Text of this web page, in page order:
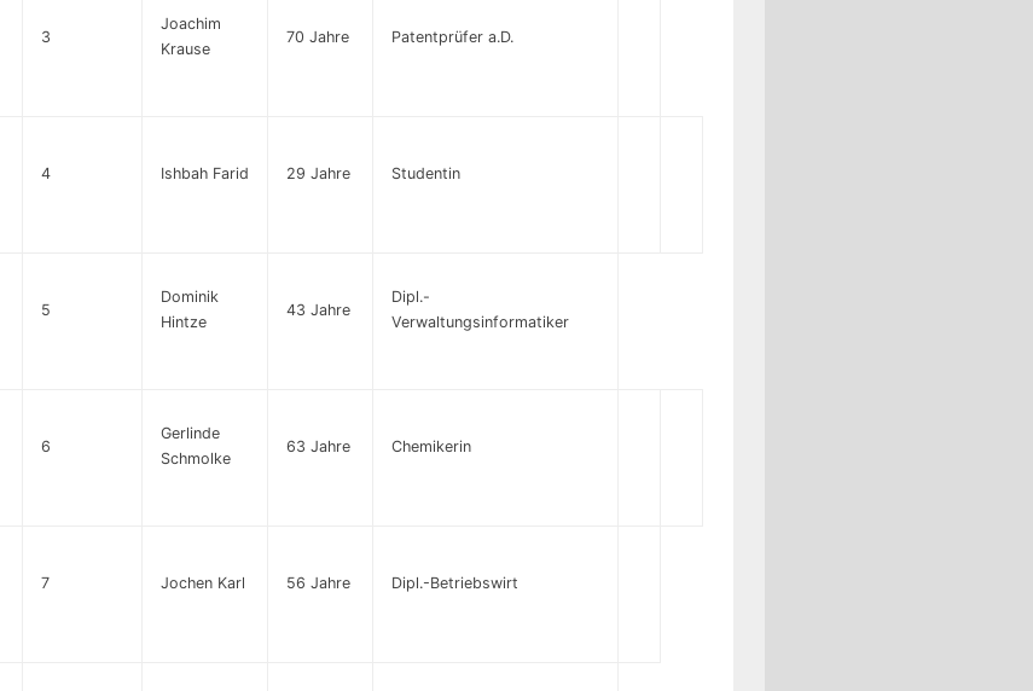
3
Joachim
Krause
70 Jahre Patentprüfer a.D.
4 Ishbah Farid 29 Jahre Studentin
5
Dominik
Hintze
43 Jahre
Dipl.-
Verwaltungsinformatiker
6
Gerlinde
Schmolke
63 Jahre Chemikerin
7 Jochen Karl 56 Jahre Dipl.-Betriebswirt